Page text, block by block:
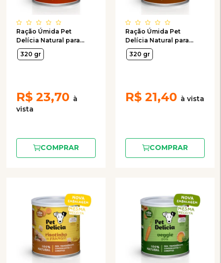
Ração Úmida Pet
Delícia Natural para
Cães Adultos Sabor
Jardineira de Frango
320 gr
R$ 23,70
COMPRAR
Ração Úmida Pet
Delícia Natural para
Cães Adultos Sabor
Panelinha de Carne
320 gr
R$ 21,40
COMPRAR